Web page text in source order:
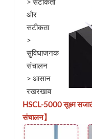
और
सटीकता
>
सुविधाजनक
संचालन
> आसान
रखरखाव
HSCL-5000 सूक्ष्म
संचालन】